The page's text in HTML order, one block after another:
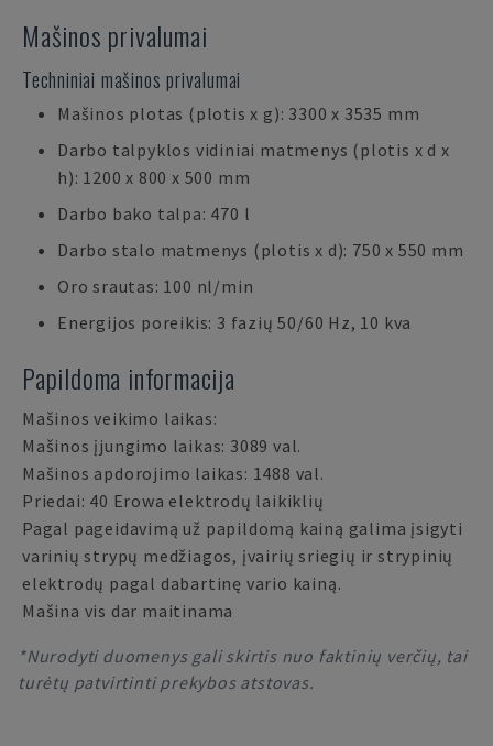
Mašinos privalumai
Techniniai mašinos privalumai
Mašinos plotas (plotis x g): 3300 x 3535 mm
Darbo talpyklos vidiniai matmenys (plotis x d x
h): 1200 x 800 x 500 mm
Darbo bako talpa: 470 l
Darbo stalo matmenys (plotis x d): 750 x 550 mm
Oro srautas: 100 nl/min
Energijos poreikis: 3 fazių 50/60 Hz, 10 kva
Papildoma informacija
Mašinos veikimo laikas:
Mašinos įjungimo laikas: 3089 val.
Mašinos apdorojimo laikas: 1488 val.
Priedai: 40 Erowa elektrodų laikiklių
Pagal pageidavimą už papildomą kainą galima įsigyti
varinių strypų medžiagos, įvairių sriegių ir strypinių
elektrodų pagal dabartinę vario kainą.
Mašina vis dar maitinama
*Nurodyti duomenys gali skirtis nuo faktinių verčių, tai
turėtų patvirtinti prekybos atstovas.